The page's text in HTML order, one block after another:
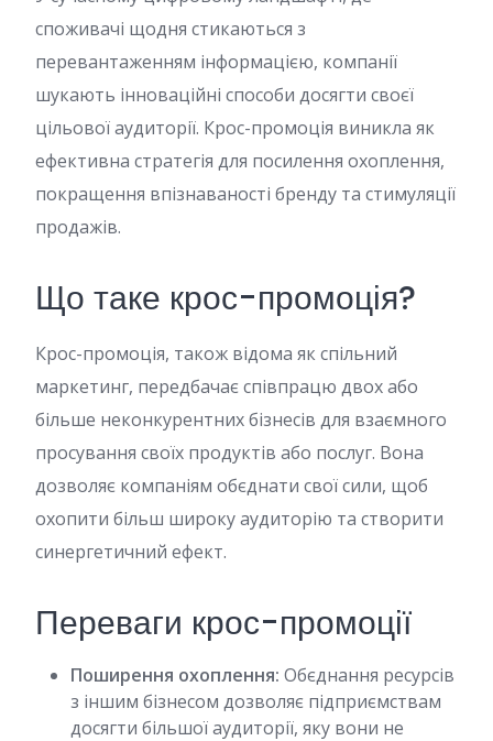
споживачі щодня стикаються з
перевантаженням інформацією, компанії
шукають інноваційні способи досягти своєї
цільової аудиторії. Крос-промоція виникла як
ефективна стратегія для посилення охоплення,
покращення впізнаваності бренду та стимуляції
продажів.
Що таке крос-промоція?
Крос-промоція, також відома як спільний
маркетинг, передбачає співпрацю двох або
більше неконкурентних бізнесів для взаємного
просування своїх продуктів або послуг. Вона
дозволяє компаніям обєднати свої сили, щоб
охопити більш широку аудиторію та створити
синергетичний ефект.
Переваги крос-промоції
Поширення охоплення: Обєднання ресурсів
з іншим бізнесом дозволяє підприємствам
досягти більшої аудиторії, яку вони не